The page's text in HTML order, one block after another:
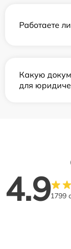
Работаете
Какую
для
4.91799